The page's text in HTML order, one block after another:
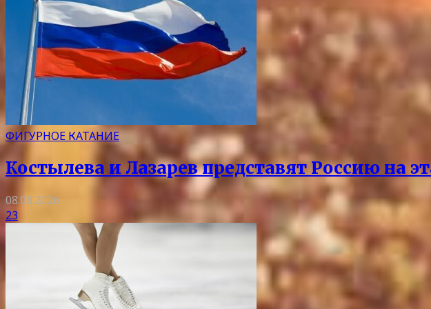
ФИГУРНОЕ КАТАНИЕ
Костылева и Лазарев представят Россию на
08.08.2026
23